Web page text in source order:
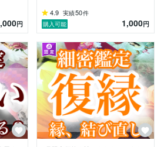
ら、25歳の娘と暮らしています。
くの役割を抱える日常だからこそ、
ちに「わかるよ」と寄り添えるの
・家族のこと──
さん経験してきたからこそ、「不安
る方の味方になれると信じていま
円
4.9 実績50件
購入可能
1,000円